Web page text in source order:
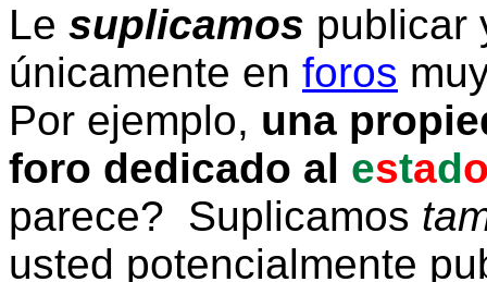
Le suplicamos publicar
únicamente en foros
Por ejemplo, una
foro dedicado al estad
parece? Suplicamos
usted potencialmente